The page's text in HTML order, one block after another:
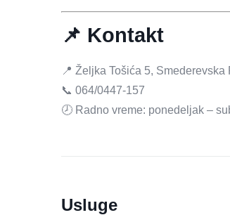
📌 Kontakt
📍 Željka Tošića 5, Smederevska
📞 064/0447-157
🕗 Radno vreme: ponedeljak –
Usluge